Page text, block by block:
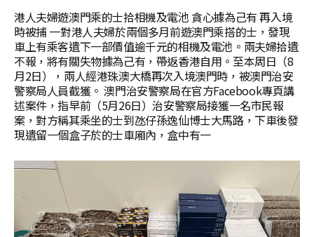
港人夫婦遊澳門乘的士拾相機及電池 貪心據為己有 再入境
時被捕 一對港人夫婦於兩個多月前遊澳門乘搭的士，發現
車上有乘客遺下一部價值逾千元的相機及電池。兩夫婦拾遺
不報，將有關失物據為己有，帶返香港自用。至本周日（8
月2日），兩人經港珠澳大橋再次入境澳門時，被澳門治安
警察局人員截獲。 澳門治安警察局在官方Facebook專頁講
述案件，指早前（5月26日）治安警察局接獲一名市民報
案，對方稱其乘坐的士到氹仔孫逸仙博士大馬路，下車後發
現遺留一個盒子於的士車廂內，盒中有一